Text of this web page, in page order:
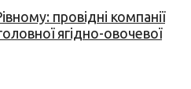
провідні компанії
ягідно-овочевої